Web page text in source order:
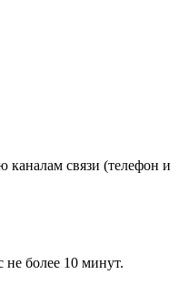
связи (телефон и
более 10 минут.